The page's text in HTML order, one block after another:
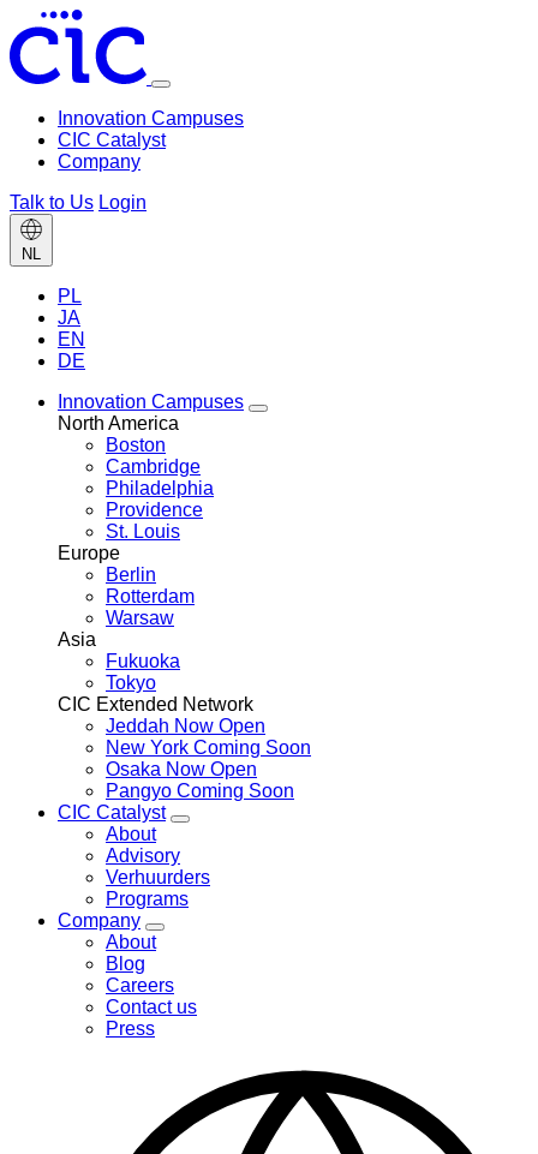
Toggle
menu
Innovation Campuses
CIC Catalyst
Company
Talk to Us Login
NL
language
PL
JA
EN
DE
Innovation Campuses
Toggle
North America
Boston
Cambridge
Philadelphia
Providence
St. Louis
Europe
Berlin
Rotterdam
Warsaw
Asia
Fukuoka
Tokyo
CIC Extended Network
Jeddah Now Open
New York Coming Soon
Osaka Now Open
Pangyo Coming Soon
CIC Catalyst
Toggle
Catalyst
menu
About
Advisory
Verhuurders
Programs
Company
Toggle
Company
About
Blog
Careers
Contact us
Press